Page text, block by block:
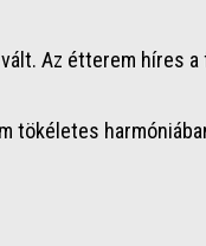
Az étterem híres
tökéletes